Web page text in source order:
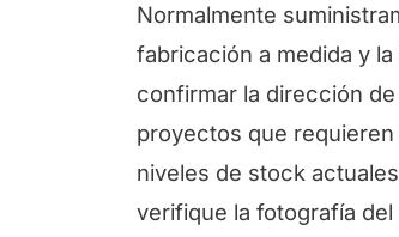
Normalmente
fabricación a medida y
confirmar la dirección
proyectos que
niveles de stock
verifique la fotografía